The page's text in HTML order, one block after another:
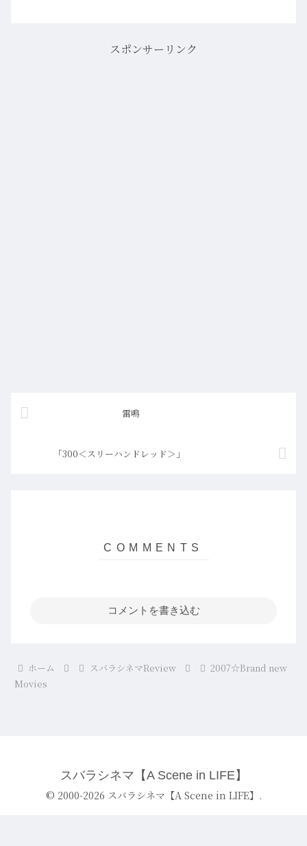
スポンサーリンク
雷鳴
「300＜スリーハンドレッド＞」
コメントを書き込む
ホーム スバラシネマReview
2007☆Brand new
Movies
スバラシネマ【A Scene in LIFE】
© 2000-2026 スバラシネマ【A Scene in LIFE】.